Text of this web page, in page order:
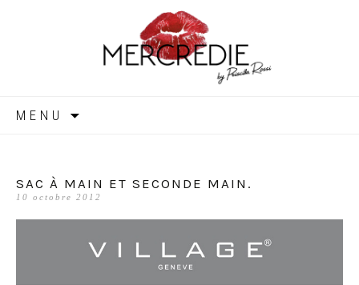
MERCREDIE
MENU
SAC À MAIN ET SECONDE MAIN.
10 octobre 2012